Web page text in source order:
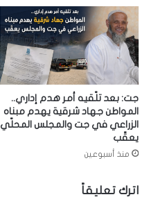
جت: بعد تلّقيه أمر هدم إداري..
المواطن جهاد شرقية يهدم مبناه
الزراعي في جت والمجلس المحلّي
يعقّب
منذ أسبوعين
اترك تعليقاً